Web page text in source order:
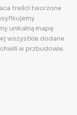
treści tworzone
unikalną mapę
wszystkie dodane
w przbudowie.